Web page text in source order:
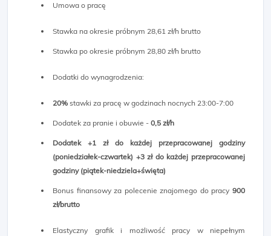
Umowa o pracę
Stawka na okresie próbnym 28,61 zł/h brutto
Stawka po okresie próbnym 28,80 zł/h brutto
Dodatki do wynagrodzenia:
20% stawki za pracę w godzinach nocnych 23:00-7:00
Dodatek za pranie i obuwie - 0,5 zł/h
Dodatek +1 zł do każdej przepracowanej godziny
(poniedziałek-czwartek) +3 zł do każdej przepracowanej
godziny (piątek-niedziela+święta)
Bonus finansowy za polecenie znajomego do pracy 900
zł/brutto
Elastyczny grafik i możliwość pracy w niepełnym